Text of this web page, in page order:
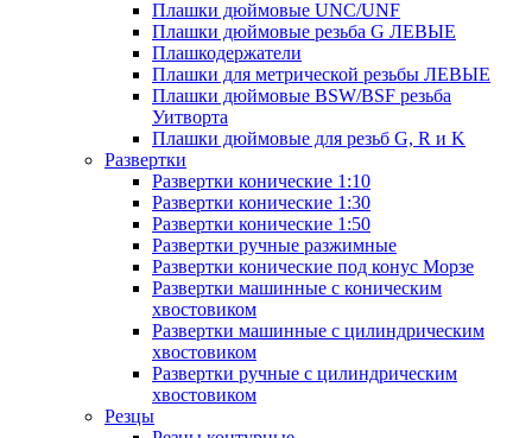
Плашки дюймовые UNC/UNF
Плашки дюймовые резьба G ЛЕВЫЕ
Плашкодержатели
Плашки для метрической резьбы ЛЕВЫЕ
Плашки дюймовые BSW/BSF резьба
Уитворта
Плашки дюймовые для резьб G, R и K
Развертки
Развертки конические 1:10
Развертки конические 1:30
Развертки конические 1:50
Развертки ручные разжимные
Развертки конические под конус Морзе
Развертки машинные с коническим
хвостовиком
Развертки машинные с цилиндрическим
хвостовиком
Развертки ручные с цилиндрическим
хвостовиком
Резцы